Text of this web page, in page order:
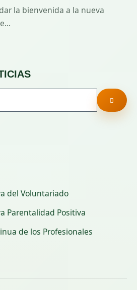
la bienvenida a la nueva
del Voluntariado
Parentalidad Positiva
de los Profesionales